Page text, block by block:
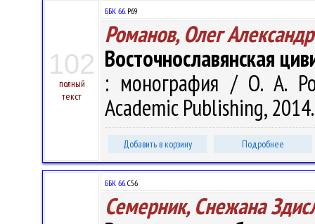
102
полный
текст
ББК 66.Р69
Романов, Олег
Восточнославянская
: монография / О. А.
Academic Publishing,
Добавить в корзину Подробнее
ББК 66.С56
Семерник, Снежана